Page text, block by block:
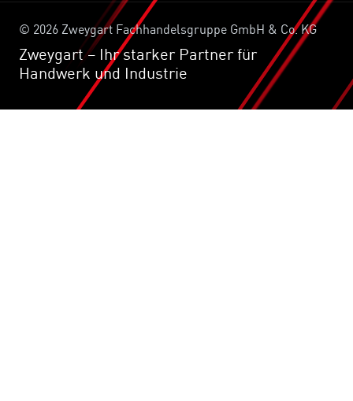
© 2026 Zweygart Fachhandelsgruppe GmbH & Co. KG
Zweygart – Ihr starker Partner für
Handwerk und Industrie